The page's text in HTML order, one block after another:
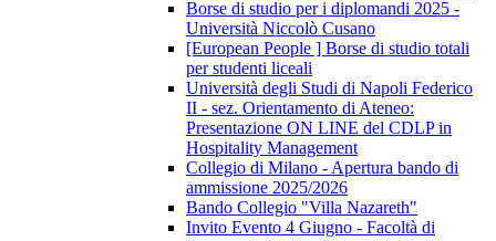
Borse di studio per i diplomandi 2025 -
Università Niccolò Cusano
[European People ] Borse di studio totali
per studenti liceali
Università degli Studi di Napoli Federico
II - sez. Orientamento di Ateneo:
Presentazione ON LINE del CDLP in
Hospitality Management
Collegio di Milano - Apertura bando di
ammissione 2025/2026
Bando Collegio "Villa Nazareth"
Invito Evento 4 Giugno - Facoltà di